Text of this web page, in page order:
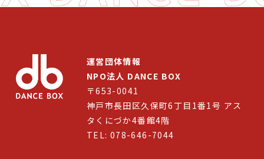
劇場レンタル
運営団体情報
NPO法人 DANCE BOX
〒653-0041
神戸市長田区久保町6丁目1番1号 アス
タくにづか4番館4階
TEL: 078-646-7044